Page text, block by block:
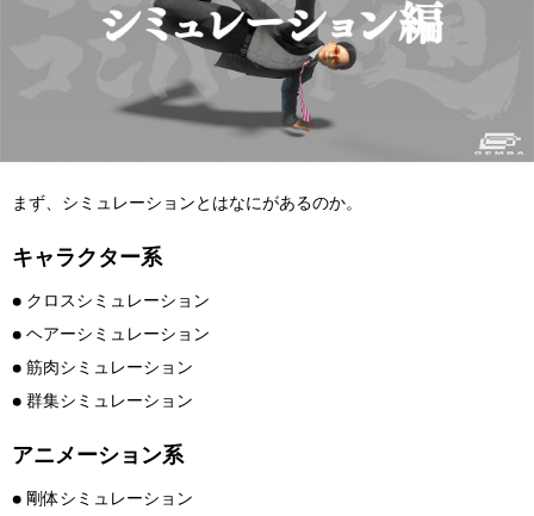
まず、シミュレーションとはなにがあるのか。
キャラクター系
● クロスシミュレーション
● ヘアーシミュレーション
● 筋肉シミュレーション
● 群集シミュレーション
アニメーション系
● 剛体シミュレーション